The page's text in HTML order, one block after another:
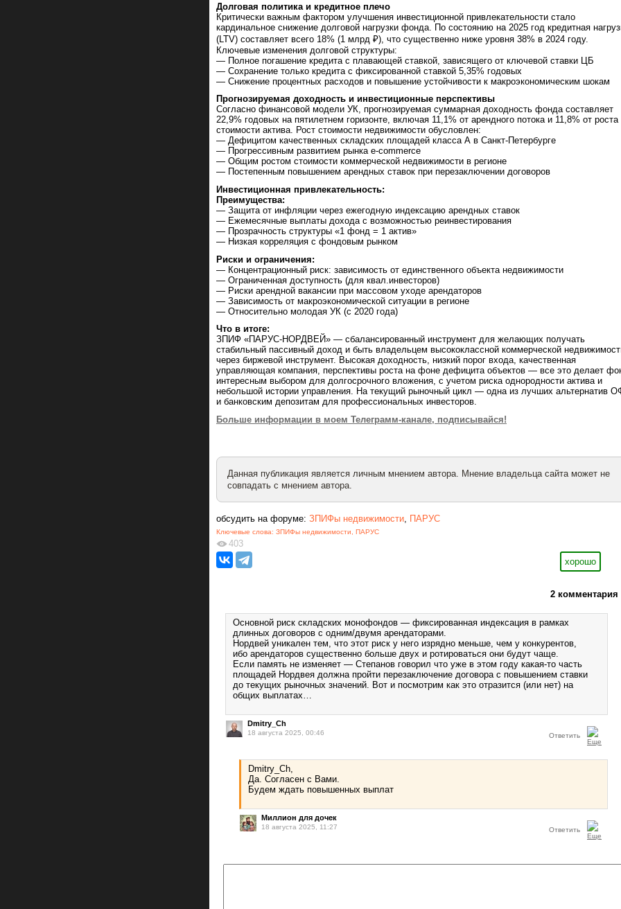
Долговая политика и кредитное плечо
Критически важным фактором улучшения инвестиционной привлекательности стало
кардинальное снижение долговой нагрузки фонда. По состоянию на 2025 год кредитная
(LTV) составляет всего 18% (1 млрд ₽), что существенно ниже уровня 38% в 2024 году.
Ключевые изменения долговой структуры:
— Полное погашение кредита с плавающей ставкой, зависящего от ключевой ставки ЦБ
— Сохранение только кредита с фиксированной ставкой 5,35% годовых
— Снижение процентных расходов и повышение устойчивости к макроэкономическим шокам
Прогнозируемая доходность и инвестиционные перспективы
Согласно финансовой модели УК, прогнозируемая суммарная доходность фонда составляет
22,9% годовых на пятилетнем горизонте, включая 11,1% от арендного потока и 11,8% от роста
стоимости актива. Рост стоимости недвижимости обусловлен:
— Дефицитом качественных складских площадей класса А в Санкт-Петербурге
— Прогрессивным развитием рынка e-commerce
— Общим ростом стоимости коммерческой недвижимости в регионе
— Постепенным повышением арендных ставок при перезаключении договоров
Инвестиционная привлекательность:
Преимущества:
— Защита от инфляции через ежегодную индексацию арендных ставок
— Ежемесячные выплаты дохода с возможностью реинвестирования
— Прозрачность структуры «1 фонд = 1 актив»
— Низкая корреляция с фондовым рынком
Риски и ограничения:
— Концентрационный риск: зависимость от единственного объекта недвижимости
— Ограниченная доступность (для квал.инвесторов)
— Риски арендной вакансии при массовом уходе арендаторов
— Зависимость от макроэкономической ситуации в регионе
— Относительно молодая УК (с 2020 года)
Что в итоге:
ЗПИФ «ПАРУС-НОРДВЕЙ» — сбалансированный инструмент для желающих получать
стабильный пассивный доход и быть владельцем высококлассной коммерческой
через биржевой инструмент. Высокая доходность, низкий порог входа, качественная
управляющая компания, перспективы роста на фоне дефицита объектов — все это делает
интересным выбором для долгосрочного вложения, с учетом риска однородности актива и
небольшой истории управления. На текущий рыночный цикл — одна из лучших альтернатив
и банковским депозитам для профессиональных инвесторов.
Больше информации в моем Телеграмм-канале, подписывайся!
Данная публикация является личным мнением автора. Мнение владельца сайта может не
совпадать с мнением автора.
обсудить на форуме: ЗПИФы недвижимости, ПАРУС
Ключевые слова: ЗПИФы недвижимости ПАРУС
403
хорошо
2 комментария
Основной риск складских монофондов — фиксированная индексация в рамках
длинных договоров с одним/двумя арендаторами.
Нордвей уникален тем, что этот риск у него изрядно меньше, чем у конкурентов,
ибо арендаторов существенно больше двух и ротироваться они будут чаще.
Если память не изменяет — Степанов говорил что уже в этом году какая-то часть
площадей Нордвея должна пройти перезаключение договора с повышением ставки
до текущих рыночных значений. Вот и посмотрим как это отразится (или нет) на
общих выплатах…
Dmitry_Ch
18 августа 2025, 00:46 Ответить
Dmitry_Ch,
Да. Согласен с Вами.
Будем ждать повышенных выплат
Миллион для дочек
18 августа 2025, 11:27 Ответить